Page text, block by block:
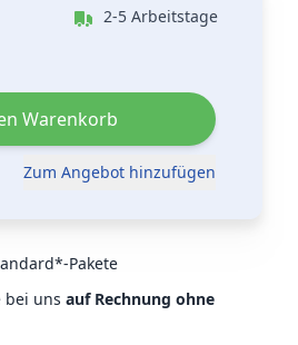
2-5 Arbeitstage
Warenkorb
Zum Angebot hinzufügen
Pakete
bei uns auf Rechnung ohne